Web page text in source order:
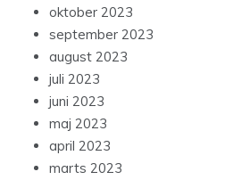
oktober 2023
september 2023
august 2023
juli 2023
juni 2023
maj 2023
april 2023
marts 2023